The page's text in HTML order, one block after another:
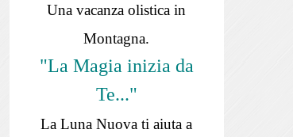
Una vacanza olistica in
Montagna.
"La Magia inizia da
Te..."
La Luna Nuova ti aiuta a